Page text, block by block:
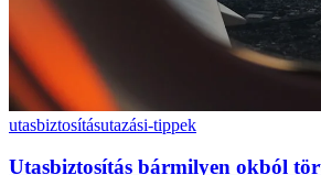
utasbiztosításutazási-tippek
Utasbiztosítás bármilyen okból